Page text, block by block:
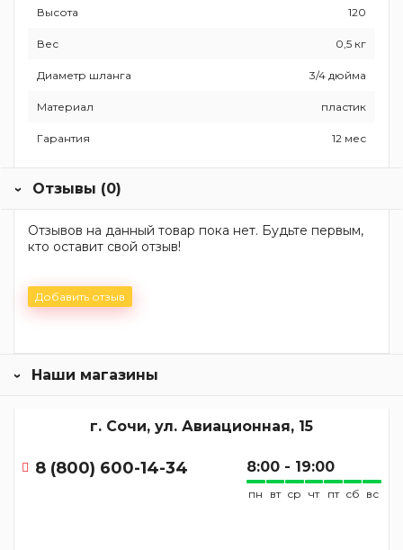
Высота 120
Вес 0,5 кг
Диаметр шланга 3/4 дюйма
Материал пластик
Гарантия 12 мес
Отзывы (0)
Отзывов на данный товар пока нет. Будьте первым,
кто оставит свой отзыв!
Добавить отзыв
Наши магазины
г. Сочи, ул. Авиационная, 15
8 (800) 600-14-34 8:00 - 19:00
пн вт ср чт пт сб вс